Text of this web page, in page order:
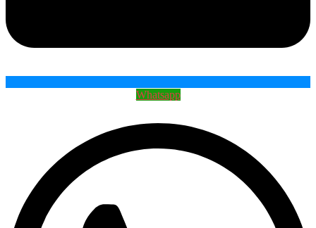
Whatsapp